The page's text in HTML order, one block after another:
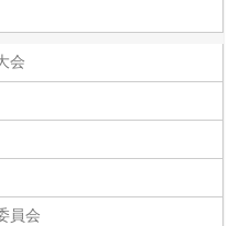
会
員会